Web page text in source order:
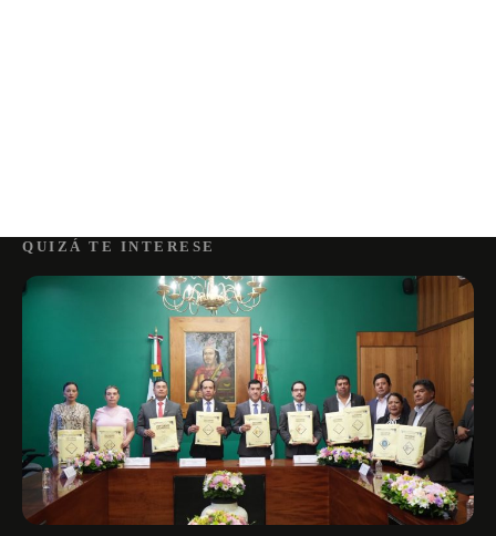
QUIZÁ TE INTERESE